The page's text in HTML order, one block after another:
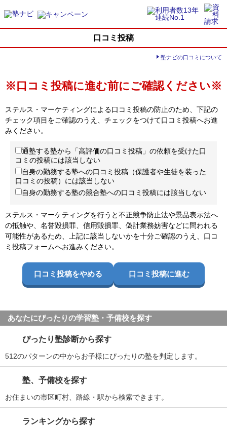
口コミ投稿
塾ナビの口コミについて
※口コミ投稿に進む前にご確認ください※
ステルス・マーケティングによる口コミ投稿の防止のため、下記の
チェック項目をご確認のうえ、チェックをつけて口コミ投稿へお進
みください。
通塾する塾から「高評価の口コミ投稿」の依頼を受けた口
コミの投稿には該当しない
自身の勤務する塾への口コミ投稿（保護者や生徒を装った
口コミの投稿）には該当しない
自身の勤務する塾の競合塾への口コミ投稿には該当しない
ステルス・マーケティングを行うと不正競争防止法や景品表示法へ
の抵触や、名誉毀損罪、信用毀損罪、偽計業務妨害などに問われる
可能性があるため、上記に該当しないかを十分ご確認のうえ、口コ
ミ投稿フォームへお進みください。
口コミ投稿をやめる 口コミ投稿に進む
あなたにぴったりの学習塾・予備校を探す
ぴったり塾診断から探す
512のパターンの中からお子様にぴったりの塾を判定します。
塾、予備校を探す
お住まいの市区町村、路線・駅から検索できます。
ランキングから探す